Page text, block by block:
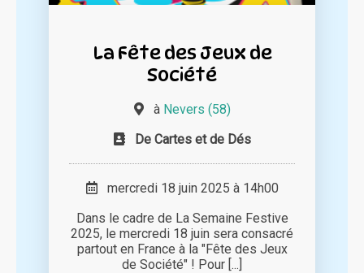
La Fête des Jeux de
Société
à Nevers (58)
De Cartes et de Dés
mercredi 18 juin 2025 à 14h00
Dans le cadre de La Semaine Festive
2025, le mercredi 18 juin sera consacré
partout en France à la "Fête des Jeux
de Société" ! Pour [...]